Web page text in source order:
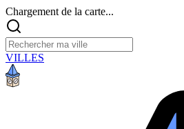
Chargement de la carte...
VILLES